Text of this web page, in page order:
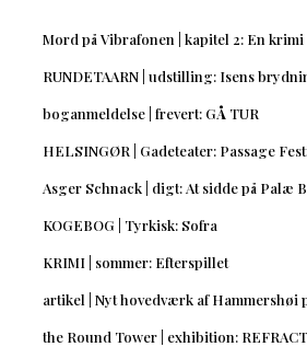
Mord på Vibrafonen | kapitel 2: En krimi
RUNDETAARN | udstilling: Isens
boganmeldelse | frevert: GÅ TUR
HELSINGØR | Gadeteater: Passage
Asger Schnack | digt: At sidde på Palæ
KOGEBOG | Tyrkisk: Sofra
KRIMI | sommer: Efterspillet
artikel | Nyt hovedværk af Hammershøi
the Round Tower | exhibition: